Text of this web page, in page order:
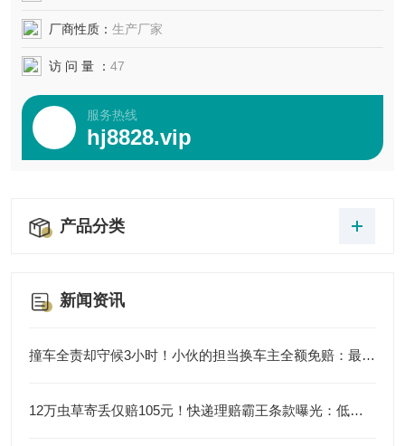
厂商性质： 生产厂家
访 问 量 ： 47
服务热线
hj8828.vip
产品分类
新闻资讯
撞车全责却守候3小时！小伙的担当换车主全额免赔：最珍贵的和解是双向善意
12万虫草寄丢仅赔105元！快递理赔霸王条款曝光：低价兜底正在纵容行业失职